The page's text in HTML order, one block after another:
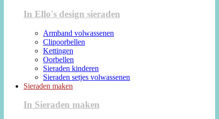
In Ello's design sieraden
Armband volwassenen
Clipoorbellen
Kettingen
Oorbellen
Sieraden kinderen
Sieraden setjes volwassenen
Sieraden maken
In Sieraden maken